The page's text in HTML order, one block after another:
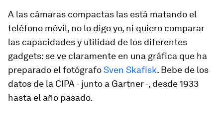
A las cámaras compactas las está matando el
teléfono móvil, no lo digo yo, ni quiero comparar
las capacidades y utilidad de los diferentes
gadgets: se ve claramente en una gráfica que ha
preparado el fotógrafoSven Skafisk. Bebe de los
datos de la CIPA - junto a Gartner -, desde 1933
hasta el año pasado.